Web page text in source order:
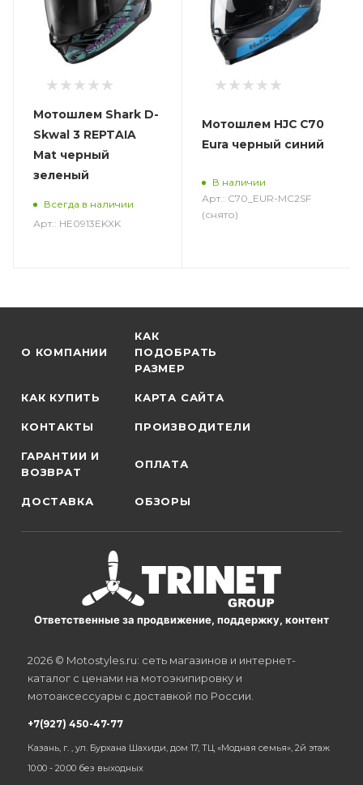
Мотошлем Shark D-
Skwal 3 REPTAIA
Mat черный
зеленый
Всегда в наличии
Арт.: HE0913EKXK
Мотошлем HJC C70
Eura черный синий
В наличии
Арт.: C70_EUR-MC2SF
(снято)
О КОМПАНИИ
КАК
ПОДОБРАТЬ
РАЗМЕР
КАК КУПИТЬ КАРТА САЙТА
КОНТАКТЫ ПРОИЗВОДИТЕЛИ
ГАРАНТИИ И
ВОЗВРАТ
ОПЛАТА
ДОСТАВКА ОБЗОРЫ
Ответственные за продвижение, поддержку, контент
2026 © Motostyles.ru: сеть магазинов и интернет-
каталог с ценами на мотоэкипировку и
мотоаксессуары с доставкой по России.
+7(927) 450-47-77
Казань, г. , ул. Бурхана Шахиди, дом 17, ТЦ «Модная семья», 2й этаж
10:00 - 20:00 без выходных